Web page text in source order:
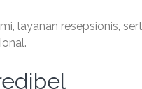
layanan resepsionis,